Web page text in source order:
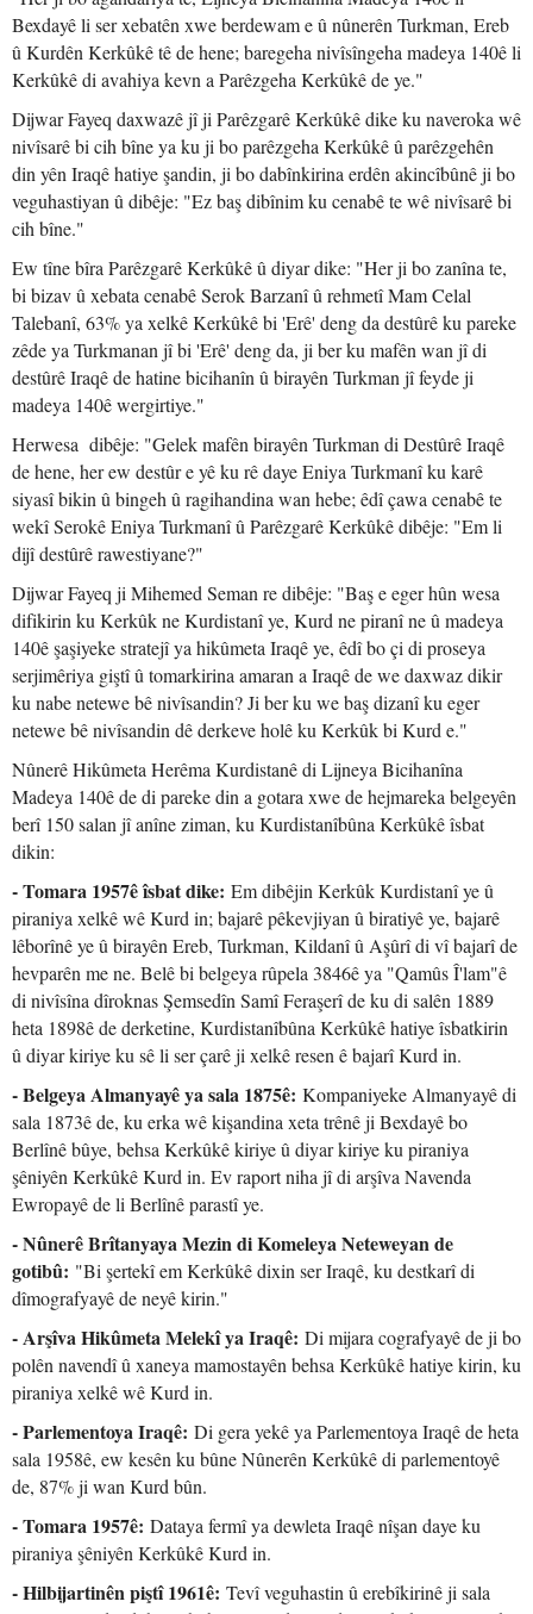
Bexdayê li ser xebatên xwe berdewam e û nûnerên Turkman, Ereb
û Kurdên Kerkûkê tê de hene; baregeha nivîsîngeha madeya 140ê li
Kerkûkê di avahiya kevn a Parêzgeha Kerkûkê de ye."
Dijwar Fayeq daxwazê jî ji Parêzgarê Kerkûkê dike ku naveroka wê
nivîsarê bi cih bîne ya ku ji bo parêzgeha Kerkûkê û parêzgehên
din yên Iraqê hatiye şandin, ji bo dabînkirina erdên akincîbûnê ji bo
veguhastiyan û dibêje: "Ez baş dibînim ku cenabê te wê nivîsarê bi
cih bîne."
Ew tîne bîra Parêzgarê Kerkûkê û diyar dike: "Her ji bo zanîna te,
bi bizav û xebata cenabê Serok Barzanî û rehmetî Mam Celal
Talebanî, 63% ya xelkê Kerkûkê bi 'Erê' deng da destûrê ku pareke
zêde ya Turkmanan jî bi 'Erê' deng da, ji ber ku mafên wan jî di
destûrê Iraqê de hatine bicihanîn û birayên Turkman jî feyde ji
madeya 140ê wergirtiye."
Herwesa dibêje: "Gelek mafên birayên Turkman di Destûrê Iraqê
de hene, her ew destûr e yê ku rê daye Eniya Turkmanî ku karê
siyasî bikin û bingeh û ragihandina wan hebe; êdî çawa cenabê te
wekî Serokê Eniya Turkmanî û Parêzgarê Kerkûkê dibêje: "Em li
dijî destûrê rawestiyane?"
Dijwar Fayeq ji Mihemed Seman re dibêje: "Baş e eger hûn wesa
difikirin ku Kerkûk ne Kurdistanî ye, Kurd ne piranî ne û madeya
140ê şaşiyeke stratejî ya hikûmeta Iraqê ye, êdî bo çi di proseya
serjimêriya giştî û tomarkirina amaran a Iraqê de we daxwaz dikir
ku nabe netewe bê nivîsandin? Ji ber ku we baş dizanî ku eger
netewe bê nivîsandin dê derkeve holê ku Kerkûk bi Kurd e."
Nûnerê Hikûmeta Herêma Kurdistanê di Lijneya Bicihanîna
Madeya 140ê de di pareke din a gotara xwe de hejmareka belgeyên
berî 150 salan jî anîne ziman, ku Kurdistanîbûna Kerkûkê îsbat
dikin:
- Tomara 1957ê îsbat dike: Em dibêjin Kerkûk Kurdistanî ye û
piraniya xelkê wê Kurd in; bajarê pêkevjiyan û biratiyê ye, bajarê
lêborînê ye û birayên Ereb, Turkman, Kildanî û Aşûrî di vî bajarî de
hevparên me ne. Belê bi belgeya rûpela 3846ê ya "Qamûs Î'lam"ê
di nivîsîna dîroknas Şemsedîn Samî Feraşerî de ku di salên 1889
heta 1898ê de derketine, Kurdistanîbûna Kerkûkê hatiye îsbatkirin
û diyar kiriye ku sê li ser çarê ji xelkê resen ê bajarî Kurd in.
- Belgeya Almanyayê ya sala 1875ê: Kompaniyeke Almanyayê di
sala 1873ê de, ku erka wê kişandina xeta trênê ji Bexdayê bo
Berlînê bûye, behsa Kerkûkê kiriye û diyar kiriye ku piraniya
şêniyên Kerkûkê Kurd in. Ev raport niha jî di arşîva Navenda
Ewropayê de li Berlînê parastî ye.
- Nûnerê Brîtanyaya Mezin di Komeleya Neteweyan de
gotibû: "Bi şertekî em Kerkûkê dixin ser Iraqê, ku destkarî di
dîmografyayê de neyê kirin."
- Arşîva Hikûmeta Melekî ya Iraqê: Di mijara cografyayê de ji bo
polên navendî û xaneya mamostayên behsa Kerkûkê hatiye kirin, ku
piraniya xelkê wê Kurd in.
- Parlementoya Iraqê: Di gera yekê ya Parlementoya Iraqê de heta
sala 1958ê, ew kesên ku bûne Nûnerên Kerkûkê di parlementoyê
de, 87% ji wan Kurd bûn.
- Tomara 1957ê: Dataya fermî ya dewleta Iraqê nîşan daye ku
piraniya şêniyên Kerkûkê Kurd in.
- Hilbijartinên piştî 1961ê: Tevî veguhastin û erebîkirinê ji sala